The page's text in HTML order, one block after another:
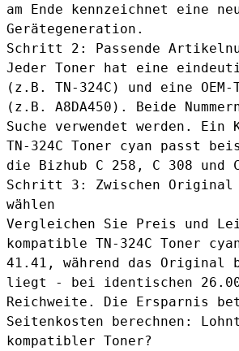
am Ende kennzeichnet eine
Gerätegeneration.
Schritt 2: Passende
Jeder Toner hat eine
(z.B. TN-324C) und eine OEM-
(z.B. A8DA450). Beide
Suche verwendet werden. Ein
TN-324C Toner cyan passt
die Bizhub C 258, C 308 und
Schritt 3: Zwischen Original
wählen
Vergleichen Sie Preis und
kompatible TN-324C Toner
41.41, während das Original
liegt - bei identischen
Reichweite. Die Ersparnis
Seitenkosten berechnen:
kompatibler Toner?